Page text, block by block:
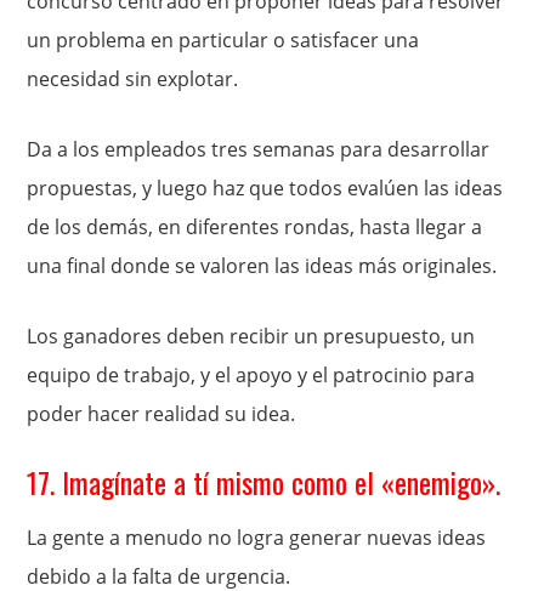
un problema en particular o satisfacer una
necesidad sin explotar.
Da a los empleados tres semanas para desarrollar
propuestas, y luego haz que todos evalúen las ideas
de los demás, en diferentes rondas, hasta llegar a
una final donde se valoren las ideas más originales.
Los ganadores deben recibir un presupuesto, un
equipo de trabajo, y el apoyo y el patrocinio para
poder hacer realidad su idea.
17. Imagínate a tí mismo como el «enemigo».
La gente a menudo no logra generar nuevas ideas
debido a la falta de urgencia.